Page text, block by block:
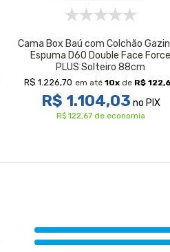
Cama Box Baú com Colchão
Espuma D60 Double Face Force
PLUS Solteiro 88cm
R$ 1.226,70 em até 10x de R$
R$ 1.104,03 no PIX
R$ 122,67 de economia